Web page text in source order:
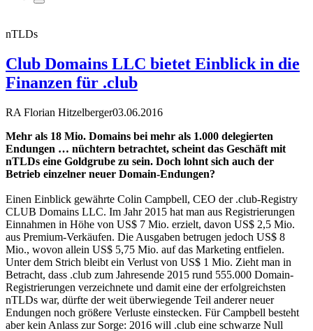
nTLDs
Club Domains LLC bietet Einblick in die
Finanzen für .club
RA Florian Hitzelberger03.06.2016
Mehr als 18 Mio. Domains bei mehr als 1.000 delegierten
Endungen … nüchtern betrachtet, scheint das Geschäft mit
nTLDs eine Goldgrube zu sein. Doch lohnt sich auch der
Betrieb einzelner neuer Domain-Endungen?
Einen Einblick gewährte Colin Campbell, CEO der .club-Registry
CLUB Domains LLC. Im Jahr 2015 hat man aus Registrierungen
Einnahmen in Höhe von US$ 7 Mio. erzielt, davon US$ 2,5 Mio.
aus Premium-Verkäufen. Die Ausgaben betrugen jedoch US$ 8
Mio., wovon allein US$ 5,75 Mio. auf das Marketing entfielen.
Unter dem Strich bleibt ein Verlust von US$ 1 Mio. Zieht man in
Betracht, dass .club zum Jahresende 2015 rund 555.000 Domain-
Registrierungen verzeichnete und damit eine der erfolgreichsten
nTLDs war, dürfte der weit überwiegende Teil anderer neuer
Endungen noch größere Verluste einstecken. Für Campbell besteht
aber kein Anlass zur Sorge: 2016 will .club eine schwarze Null